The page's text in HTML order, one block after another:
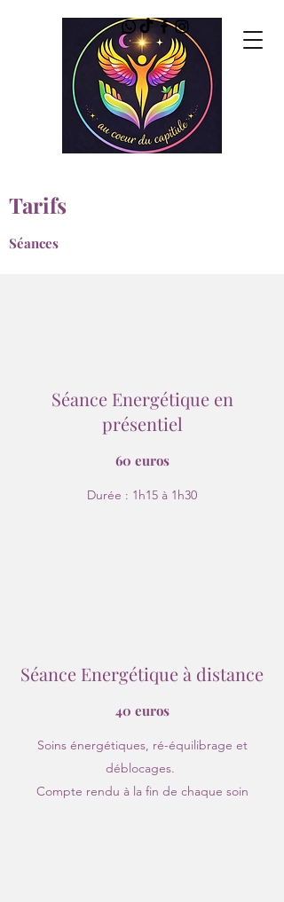
Tarifs
Séances
Séance Energétique en
présentiel
60 euros
Durée : 1h15 à 1h30
Séance Energétique à distance
40 euros
Soins énergétiques, ré-équilibrage et
déblocages.
Compte rendu à la fin de chaque soin